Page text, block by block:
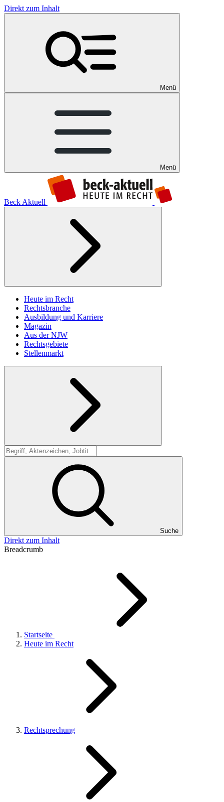
Direkt zum Inhalt
Menü
Menü
Beck Aktuell
Heute im Recht
Rechtsbranche
Ausbildung und Karriere
Magazin
Aus der NJW
Rechtsgebiete
Stellenmarkt
Suche
Suche
Direkt zum Inhalt
Breadcrumb
Startseite
Heute im Recht
Rechtsprechung